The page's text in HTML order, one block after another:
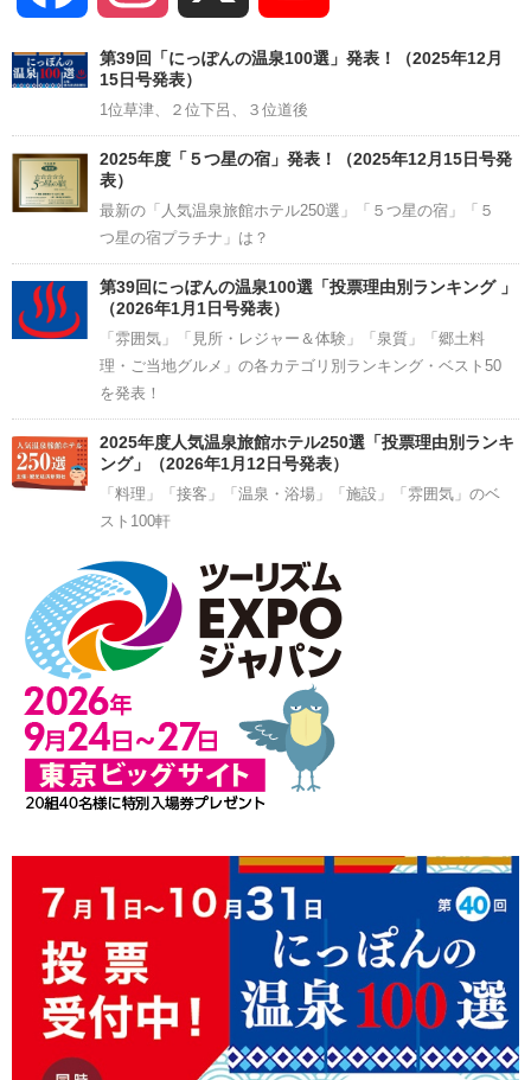
Channel
第39回「にっぽんの温泉100選」発表！（2025年12月
15日号発表）
1位草津、２位下呂、３位道後
2025年度「５つ星の宿」発表！（2025年12月15日号発
表）
最新の「人気温泉旅館ホテル250選」「５つ星の宿」「５
つ星の宿プラチナ」は？
第39回にっぽんの温泉100選「投票理由別ランキング 」
（2026年1月1日号発表）
「雰囲気」「見所・レジャー＆体験」「泉質」「郷土料
理・ご当地グルメ」の各カテゴリ別ランキング・ベスト50
を発表！
2025年度人気温泉旅館ホテル250選「投票理由別ランキ
ング」（2026年1月12日号発表）
「料理」「接客」「温泉・浴場」「施設」「雰囲気」のベ
スト100軒